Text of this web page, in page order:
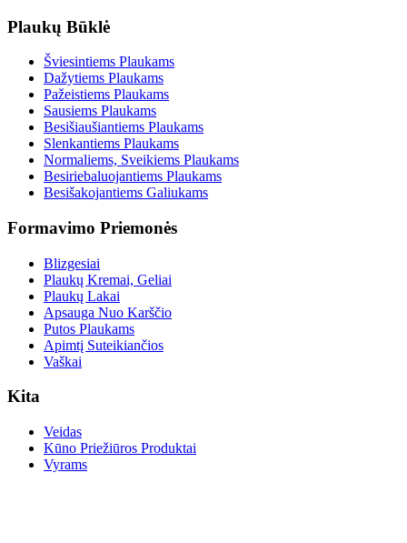
Plaukų Būklė
Šviesintiems Plaukams
Dažytiems Plaukams
Pažeistiems Plaukams
Sausiems Plaukams
Besišiaušiantiems Plaukams
Slenkantiems Plaukams
Normaliems, Sveikiems Plaukams
Besiriebaluojantiems Plaukams
Besišakojantiems Galiukams
Formavimo Priemonės
Blizgesiai
Plaukų Kremai, Geliai
Plaukų Lakai
Apsauga Nuo Karščio
Putos Plaukams
Apimtį Suteikiančios
Vaškai
Kita
Veidas
Kūno Priežiūros Produktai
Vyrams